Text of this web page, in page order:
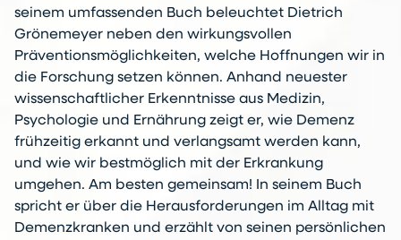
seinem umfassenden Buch beleuchtet Dietrich
Grönemeyer neben den wirkungsvollen
Präventionsmöglichkeiten, welche Hoffnungen wir in
die Forschung setzen können. Anhand neuester
wissenschaftlicher Erkenntnisse aus Medizin,
Psychologie und Ernährung zeigt er, wie Demenz
frühzeitig erkannt und verlangsamt werden kann,
und wie wir bestmöglich mit der Erkrankung
umgehen. Am besten gemeinsam! In seinem Buch
spricht er über die Herausforderungen im Alltag mit
Demenzkranken und erzählt von seinen persönlichen